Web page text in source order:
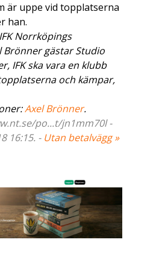
är uppe vid topplatserna
han.
Norrköpings
gästar Studio
IFK ska vara en klubb
och kämpar,
Axel Brönner.
po...t/jn1mm70l -
16:15. - Utan betalvägg »